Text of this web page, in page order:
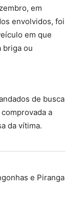
em
envolvidos, foi
em que
briga ou
de busca
a
da vítima.
e Piranga